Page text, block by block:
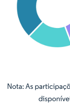
Imagem © Mordor